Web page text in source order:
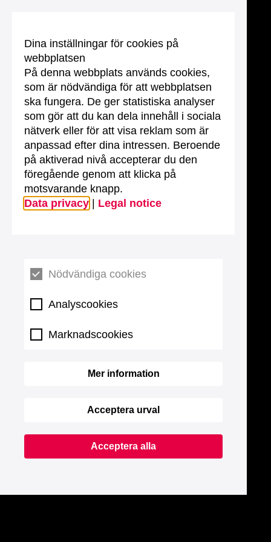
Dina inställningar för cookies på
webbplatsen
På denna webbplats används cookies,
som är nödvändiga för att webbplatsen
ska fungera. De ger statistiska analyser
som gör att du kan dela innehåll i sociala
nätverk eller för att visa reklam som är
anpassad efter dina intressen. Beroende
på aktiverad nivå accepterar du den
föregående genom att klicka på
motsvarande knapp.
Data privacy
Legal notice
Nödvändiga cookies
Analyscookies
Marknadscookies
Mer information
Acceptera urval
Acceptera alla